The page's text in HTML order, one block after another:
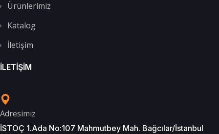
Ürünlerimiz
Katalog
İletişim
İLETIŞIM
Adresimiz
İSTOÇ 1.Ada No:107 Mahmutbey Mah. Bağcılar/İstanbul